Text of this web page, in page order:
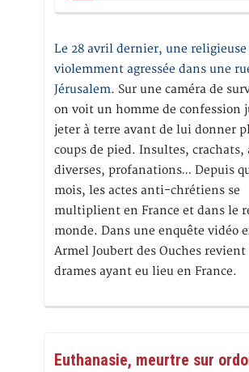
Le 28 avril dernier, une religieuse
violemment agressée dans une
Jérusalem. Sur une caméra de
on voit un homme de confession
jeter à terre avant de lui donner
coups de pied. Insultes, crachats,
diverses, profanations… Depuis
mois, les actes anti-chrétiens se
multiplient en France et dans le
monde. Dans une enquête vidéo
Armel Joubert des Ouches revient
drames ayant eu lieu en France.
Euthanasie, meurtre sur